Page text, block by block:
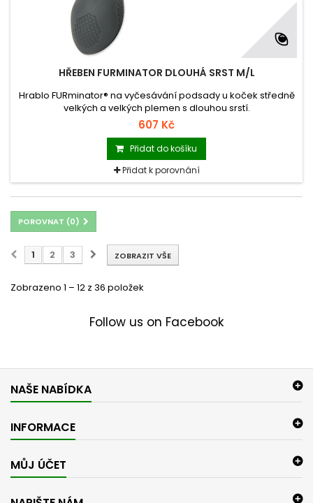
HŘEBEN FURMINATOR DLOUHÁ SRST M/L
Hrablo FURminator® na vyčesávání podsady u koček středně
velkých a velkých plemen s dlouhou srstí.
607 Kč
Přidat do košíku
Přidat k porovnání
POROVNAT (0)
ZOBRAZIT VŠE
1 2 3
Zobrazeno 1 – 12 z 36 položek
Follow us on Facebook
NAŠE NABÍDKA
INFORMACE
MŮJ ÚČET